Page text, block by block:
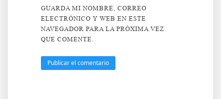
GUARDA MI NOMBRE, CORREO
ELECTRÓNICO Y WEB EN ESTE
NAVEGADOR PARA LA PRÓXIMA VEZ
QUE COMENTE.